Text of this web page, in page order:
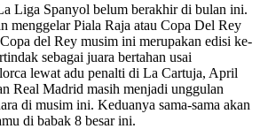
Liga Spanyol belum berakhir di bulan ini.
menggelar Piala Raja atau Copa Del Rey
del Rey musim ini merupakan edisi ke-
sebagai juara bertahan usai
lewat adu penalti di La Cartuja, April
Real Madrid masih menjadi unggulan
di musim ini. Keduanya sama-sama akan
di babak 8 besar ini.